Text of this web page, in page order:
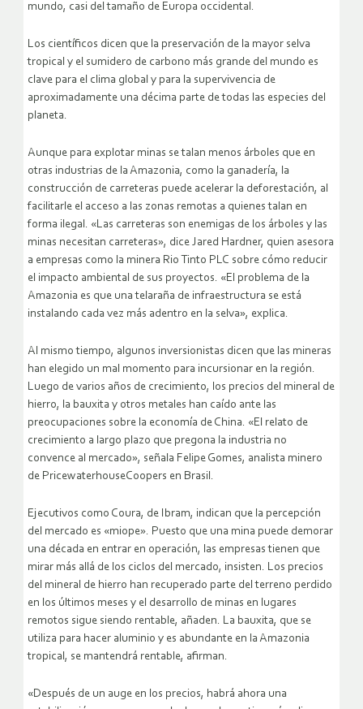
mundo, casi del tamaño de Europa occidental.
Los científicos dicen que la preservación de la mayor selva
tropical y el sumidero de carbono más grande del mundo es
clave para el clima global y para la supervivencia de
aproximadamente una décima parte de todas las especies del
planeta.
Aunque para explotar minas se talan menos árboles que en
otras industrias de la Amazonia, como la ganadería, la
construcción de carreteras puede acelerar la deforestación, al
facilitarle el acceso a las zonas remotas a quienes talan en
forma ilegal. «Las carreteras son enemigas de los árboles y las
minas necesitan carreteras», dice Jared Hardner, quien asesora
a empresas como la minera Rio Tinto PLC sobre cómo reducir
el impacto ambiental de sus proyectos. «El problema de la
Amazonia es que una telaraña de infraestructura se está
instalando cada vez más adentro en la selva», explica.
Al mismo tiempo, algunos inversionistas dicen que las mineras
han elegido un mal momento para incursionar en la región.
Luego de varios años de crecimiento, los precios del mineral de
hierro, la bauxita y otros metales han caído ante las
preocupaciones sobre la economía de China. «El relato de
crecimiento a largo plazo que pregona la industria no
convence al mercado», señala Felipe Gomes, analista minero
de PricewaterhouseCoopers en Brasil.
Ejecutivos como Coura, de Ibram, indican que la percepción
del mercado es «miope». Puesto que una mina puede demorar
una década en entrar en operación, las empresas tienen que
mirar más allá de los ciclos del mercado, insisten. Los precios
del mineral de hierro han recuperado parte del terreno perdido
en los últimos meses y el desarrollo de minas en lugares
remotos sigue siendo rentable, añaden. La bauxita, que se
utiliza para hacer aluminio y es abundante en la Amazonia
tropical, se mantendrá rentable, afirman.
«Después de un auge en los precios, habrá ahora una